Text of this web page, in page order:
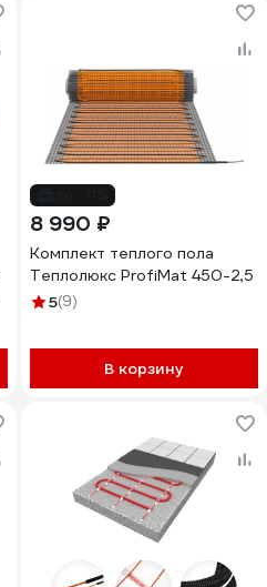
8 990 ₽
Комплект теплого пола
Теплолюкс ProfiMat 450-2,5
5(9)
В корзину